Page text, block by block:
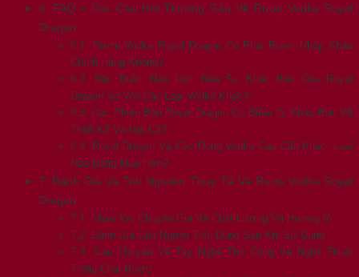
6. FAQ – Các Câu Hỏi Thường Gặp Về Rượu Vodka Royal
Dragon
6.1. Rượu Vodka Royal Dragon Có Phải Rượu Nhập Khẩu
Chính Hãng Không?
6.2. Đặc Điểm Nào Làm Nên Sự Khác Biệt Của Royal
Dragon So Với Các Loại Vodka Khác?
6.3. Các Phiên Bản Royal Dragon Có Điểm Gì Khác Biệt Về
Thiết Kế Và Giá Cả?
6.4. Royal Dragon Và Các Dòng Vodka Cao Cấp Khác: Loại
Nào Đáng Mua Hơn?
7. Đánh Giá Và Trải Nghiệm Thực Tế Về Rượu Vodka Royal
Dragon
7.1. Nhận Xét Chuyên Gia Về Chất Lượng Và Hương Vị
7.2. Đánh Giá Của Người Tiêu Dùng Sau Khi Sử Dụng
7.3. Câu Chuyện Về Tay Nghề Thủ Công Và Nghệ Thuật
Trong Chai Rượu